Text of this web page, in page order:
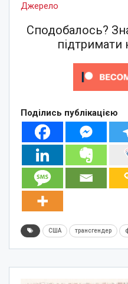
Джерело
Сподобалось?
підтримати
Поділись публікацією
США трансгендер